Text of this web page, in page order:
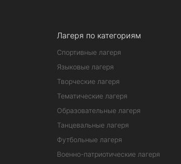
Лагеря по категориям
Спортивные лагеря
Языковые лагеря
Творческие лагеря
Тематические лагеря
Образовательные лагеря
Танцевальные лагеря
Футбольные лагеря
Военно-патриотические лагеря